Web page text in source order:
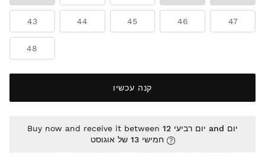
43 44 45 46 47
48
קנה עכשיו
Buy now and receive it between יום רביעי 12 and יום
חמישי 13 של אוגוסט